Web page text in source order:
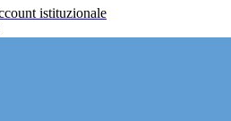
istituzionale